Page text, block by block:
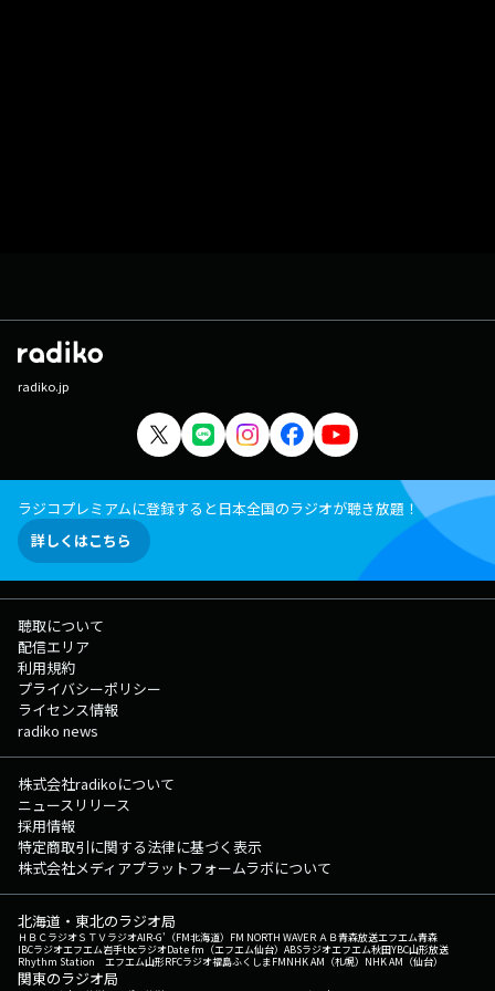
radiko.jp
ラジコプレミアムに登録すると日本全国のラジオが聴き放題！
詳しくはこちら
聴取について
配信エリア
利用規約
プライバシーポリシー
ライセンス情報
radiko news
株式会社radikoについて
ニュースリリース
採用情報
特定商取引に関する法律に基づく表示
株式会社メディアプラットフォームラボについて
北海道・東北のラジオ局
ＨＢＣラジオＳＴＶラジオAIR-G'（FM北海道） FM NORTH WAVEＲＡＢ青森放送エフエム青森
IBCラジオエフエム岩手tbcラジオDate fm（エフエム仙台） ABSラジオエフエム秋田YBC山形放送
Rhythm Station エフエム山形RFCラジオ福島ふくしまFMNHK AM（札幌） NHK AM（仙台）
関東のラジオ局